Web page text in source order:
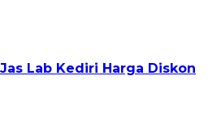
Jas Lab Kediri Harga Diskon